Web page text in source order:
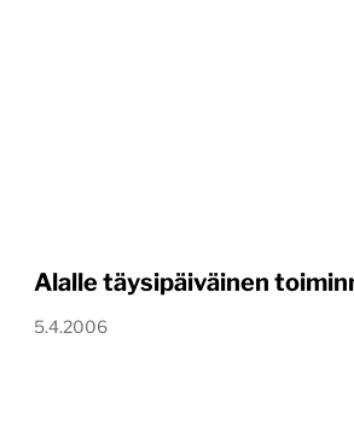
Alalle täysipäiväinen
5.4.2006